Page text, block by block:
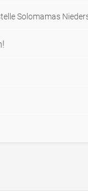
Solomamas